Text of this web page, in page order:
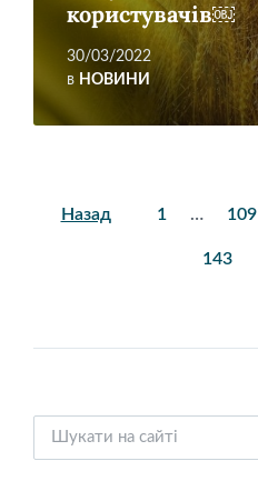
користувачів￼
30/03/2022
в НОВИНИ
Пагінація
Назад 1 … 109
143